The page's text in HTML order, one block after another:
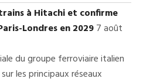
à Hitachi et confirme
Londres en 20297 août
du groupe ferroviaire italien
les principaux réseaux